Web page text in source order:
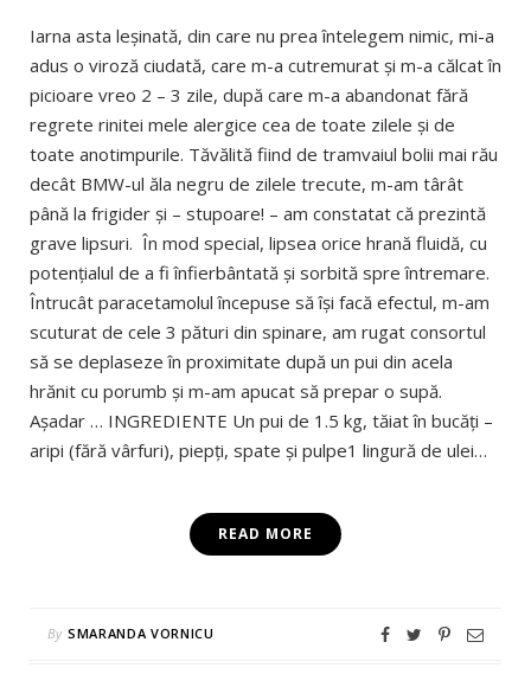
Iarna asta leșinată, din care nu prea întelegem nimic, mi-a
adus o viroză ciudată, care m-a cutremurat și m-a călcat în
picioare vreo 2 – 3 zile, după care m-a abandonat fără
regrete rinitei mele alergice cea de toate zilele și de
toate anotimpurile. Tăvălită fiind de tramvaiul bolii mai rău
decât BMW-ul ăla negru de zilele trecute, m-am târât
până la frigider și – stupoare! – am constatat că prezintă
grave lipsuri. În mod special, lipsea orice hrană fluidă, cu
potențialul de a fi înfierbântată și sorbită spre întremare.
Întrucât paracetamolul începuse să își facă efectul, m-am
scuturat de cele 3 pături din spinare, am rugat consortul
să se deplaseze în proximitate după un pui din acela
hrănit cu porumb și m-am apucat să prepar o supă.
Așadar … INGREDIENTE Un pui de 1.5 kg, tăiat în bucăți –
aripi (fără vârfuri), piepți, spate și pulpe1 lingură de ulei…
READ MORE
By SMARANDA VORNICU